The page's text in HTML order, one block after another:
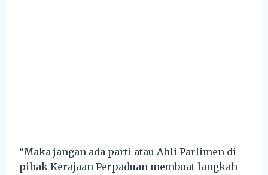
“Maka jangan ada parti atau Ahli Parlimen di
pihak Kerajaan Perpaduan membuat langkah